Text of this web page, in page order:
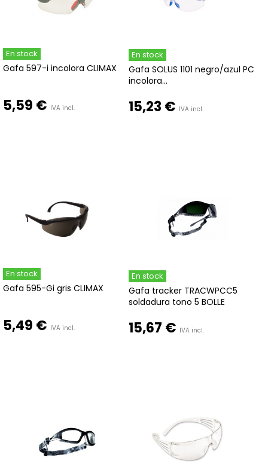
En stock
Gafa 597-i incolora CLIMAX
5,59 € IVA incl.
En stock
Gafa SOLUS 1101 negro/azul PC
incolora...
15,23 € IVA incl.
En stock
Gafa 595-Gi gris CLIMAX
5,49 € IVA incl.
En stock
Gafa tracker TRACWPCC5
soldadura tono 5 BOLLE
15,67 € IVA incl.